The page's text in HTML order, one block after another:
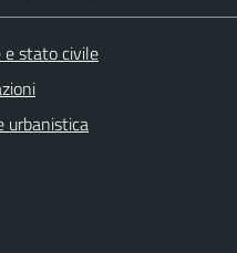
e stato civile
urbanistica